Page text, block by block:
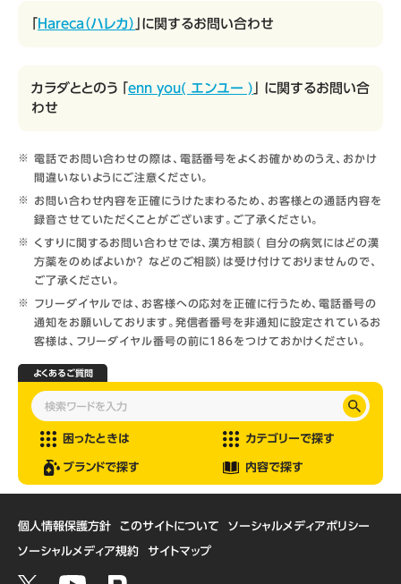
Hareca（ハレカ） 」に関するお問い合わせ
カラダととのう 「 enn you( エンユー ) 」 に関するお問い合
わせ
電話でお問い合わせの際は、電話番号をよくお確かめのうえ、おかけ
間違いないようにご注意ください。
お問い合わせ内容を正確にうけたまわるため、お客様との通話内容を
録音させていただくことがございます。ご了承ください。
くすりに関するお問い合わせでは、漢方相談（ 自分の病気にはどの漢
方薬をのめばよいか？ などのご相談）は受け付けておりませんので、
ご了承ください。
フリーダイヤルでは、お客様への応対を正確に行うため、電話番号の
通知をお願いしております。発信者番号を非通知に設定されているお
客様は、フリーダイヤル番号の前に186をつけておかけください。
よくあるご質問
困ったときは カテゴリーで探す
ブランドで探す 内容で探す
個人情報保護方針 このサイトについて ソーシャルメディアポリシー
ソーシャルメディア規約 サイトマップ